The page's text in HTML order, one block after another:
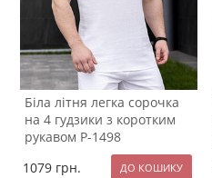
Біла літня легка сорочка
на 4 гудзики з коротким
рукавом Р-1498
1079 грн.